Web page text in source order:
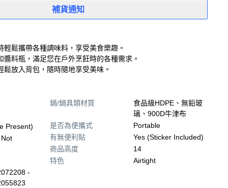
補貨通知
鬆攜帶各種調味料，享受美食樂趣。
料瓶，滿足您在戶外烹飪時的各種需求。
放入背包，隨時隨地享受美味。
Present)
-
鍋/鍋具類材質
食品級HDPE、無鉛玻
璃、900D牛津布
是否為便攜式
Portable
有無便利貼
Yes (Sticker Included)
商品高度
14
特色
Airtight